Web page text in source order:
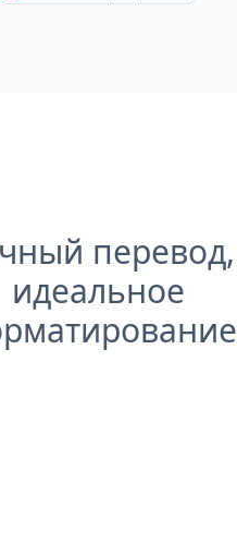
перевод,
идеальное